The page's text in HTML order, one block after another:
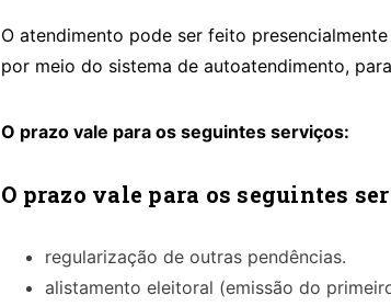
O atendimento pode ser feito
por meio do sistema de autoatendimento,
O prazo vale para os seguintes serviços:
O prazo vale para os seguintes
regularização de outras pendências.
alistamento eleitoral (emissão do